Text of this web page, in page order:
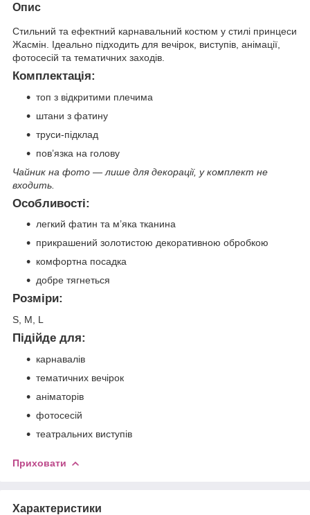
Опис
Стильний та ефектний карнавальний костюм у стилі принцеси
Жасмін. Ідеально підходить для вечірок, виступів, анімації,
фотосесій та тематичних заходів.
Комплектація:
топ з відкритими плечима
штани з фатину
труси-підклад
пов’язка на голову
Чайник на фото — лише для декорації, у комплект не
входить.
Особливості:
легкий фатин та м’яка тканина
прикрашений золотистою декоративною обробкою
комфортна посадка
добре тягнеться
Розміри:
S, M, L
Підійде для:
карнавалів
тематичних вечірок
аніматорів
фотосесій
театральних виступів
Приховати
Характеристики